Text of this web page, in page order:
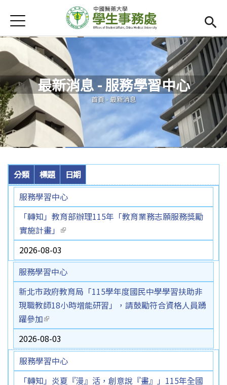
首頁
Open
首頁
單位連結
最新消息
Open submenu (活動集錦)
活動集錦
法令規章
智慧校園食衣住行
Jump to Navigation
Jump to Main content
最新消息 - 服務學習中心
您在這裡
首頁-最新消息
分類 標題
日期
服務學習中心
「轉知」教育部辦理115年「教育業務志願服務獎勵
實施計畫」 (link is external)
2026-08-03
服務學習中心
新北市政府教育局「115學年度國民中學學習扶助非
現職教師18小時增能研習」，請鼓勵符合資格人員踴
躍參加(link is external)
2026-08-03
服務學習中心
「轉知」炎夏『漫』活，創意說『畫』」115年全國